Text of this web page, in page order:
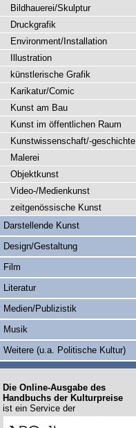
Bildhauerei/Skulptur
Druckgrafik
Environment/Installation
Illustration
künstlerische Grafik
Karikatur/Comic
Kunst am Bau
Kunst im öffentlichen Raum
Kunstwissenschaft/-geschichte
Malerei
Objektkunst
Video-/Medienkunst
zeitgenössische Kunst
Darstellende Kunst
Design/Gestaltung
Film
Literatur
Medien/Publizistik
Musik
Weitere (u.a. Politische Kultur)
Die Online-Ausgabe des
Handbuchs der Kulturpreise
ist ein Service der